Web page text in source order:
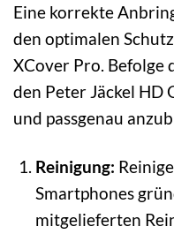
Eine korrekte
den optimalen
XCover Pro. Befolge
den Peter Jäckel HD
und passgenau
Reinigung:
Smartphones
mitgelieferten